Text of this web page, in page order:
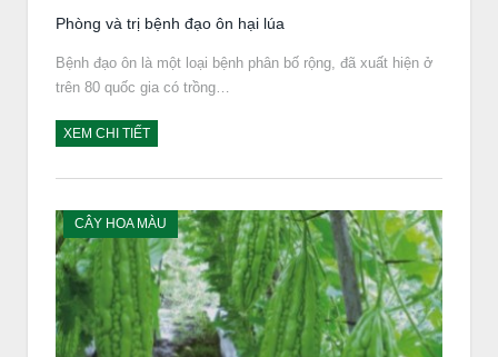
Phòng và trị bệnh đạo ôn hại lúa
Bệnh đạo ôn là một loại bệnh phân bố rộng, đã xuất hiện ở
trên 80 quốc gia có trồng…
XEM CHI TIẾT
CÂY HOA MÀU